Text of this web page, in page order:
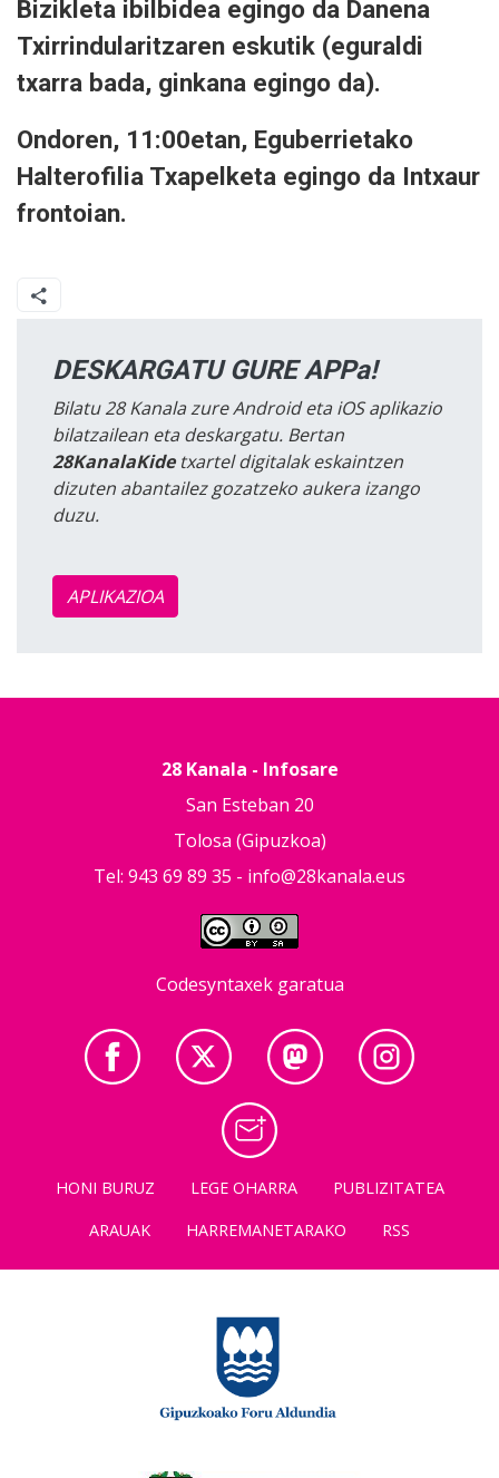
Bizikleta ibilbidea egingo da Danena
Txirrindularitzaren eskutik (eguraldi
txarra bada, ginkana egingo da).
Ondoren, 11:00etan, Eguberrietako
Halterofilia Txapelketa egingo da Intxaur
frontoian.
DESKARGATU GURE APPa!
Bilatu 28 Kanala zure Android eta iOS aplikazio
bilatzailean eta deskargatu. Bertan
28KanalaKidetxartel digitalak eskaintzen
dizuten abantailez gozatzeko aukera izango
duzu.
APLIKAZIOA
28 Kanala - Infosare
San Esteban 20
Tolosa (Gipuzkoa)
Tel: 943 69 89 35 - info@28kanala.eus
Codesyntaxek garatua
HONI BURUZ LEGE OHARRA
PUBLIZITATEA
ARAUAK
HARREMANETARAKO RSS